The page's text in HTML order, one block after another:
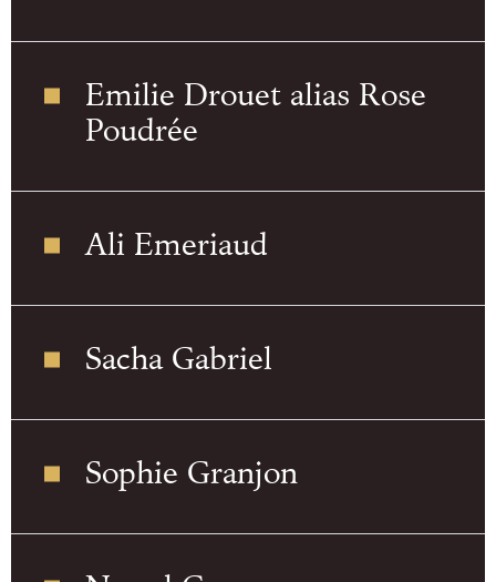
Emilie Drouet alias Rose
Poudrée
Ali Emeriaud
Sacha Gabriel
Sophie Granjon